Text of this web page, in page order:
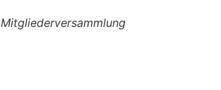
Mitgliederversammlung